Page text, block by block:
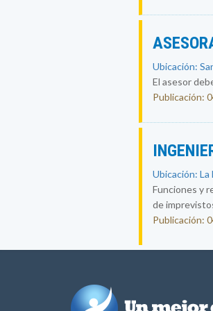
Ubicación:
El asesor
Publicación:
Ubicación:
Funciones y
de
Publicación: